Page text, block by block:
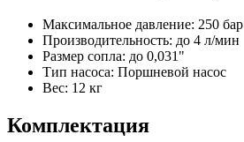
Максимальное давление: 250 бар
Производительность: до 4 л/мин
Размер сопла: до 0,031"
Тип насоса: Поршневой насос
Вес: 12 кг
Комплектация